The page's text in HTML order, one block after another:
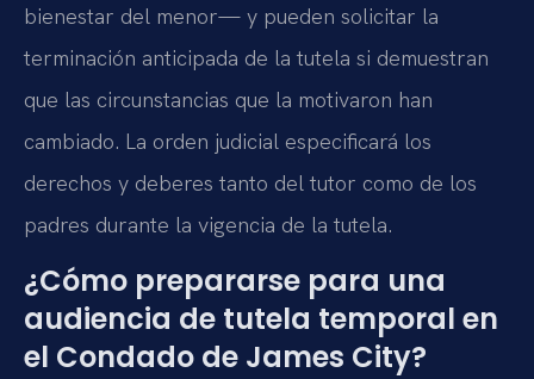
bienestar del menor— y pueden solicitar la
terminación anticipada de la tutela si demuestran
que las circunstancias que la motivaron han
cambiado. La orden judicial especificará los
derechos y deberes tanto del tutor como de los
padres durante la vigencia de la tutela.
¿Cómo prepararse para una
audiencia de tutela temporal en
el Condado de James City?